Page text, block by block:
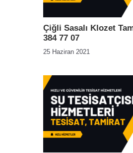
Çiğli Sasalı Klozet
384 77 07
25 Haziran 2021